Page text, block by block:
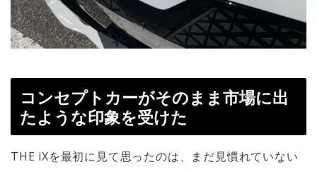
コンセプトカーがそのまま市場に出
たような印象を受けた
THE iXを最初に見て思ったのは、まだ見慣れていない